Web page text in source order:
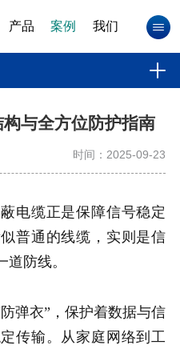
产品 案例 我们
与全方位防护指南
时间：2025-09-23
电缆正是保障信号稳定
普通的线缆，实则是信
防线。
弹衣”，保护着数据与信
传输。从家庭网络到工